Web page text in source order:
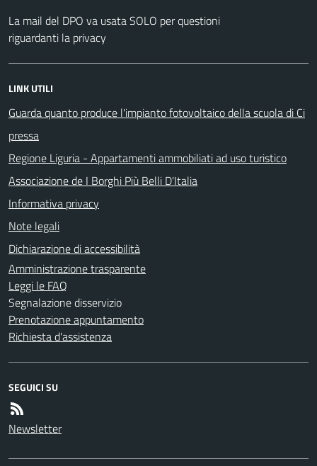
La mail del DPO va usata SOLO per questioni
riguardanti la privacy
LINK UTILI
Guarda quanto produce l'impianto fotovoltaico della scuola di Ci
pressa
Regione Liguria - Appartamenti ammobiliati ad uso turistico
Associazione de I Borghi Più Belli D'Italia
Informativa privacy
Note legali
Dichiarazione di accessibilità
Amministrazione trasparente
Leggi le FAQ
Segnalazione disservizio
Prenotazione appuntamento
Richiesta d'assistenza
SEGUICI SU
Newsletter